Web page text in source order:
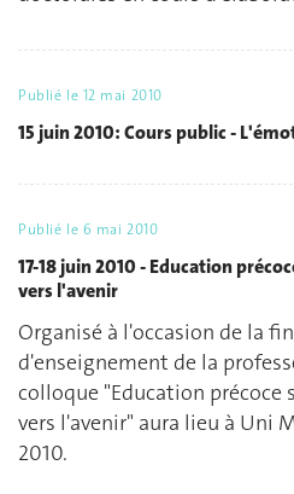
Publié le 12 mai 2010
15 juin 2010: Cours public -
Publié le 6 mai 2010
17-18 juin 2010 - Education
vers l'avenir
Organisé à l'occasion de la
d'enseignement de la
colloque "Education précoce
vers l'avenir" aura lieu à Uni
2010.